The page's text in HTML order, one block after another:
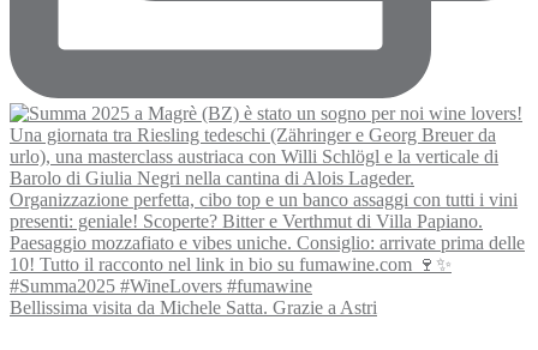
Bellissima visita da Michele Satta. Grazie a Astri